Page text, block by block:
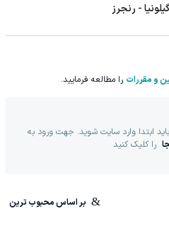
- رنجرز
و مقررات را مطالعه فرمایید.
ابتدا وارد سایت شوید. جهت ورود به
را کلیک کنید
بر اساس محبوب ترین